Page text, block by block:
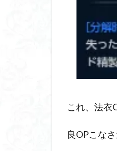
これ、法衣
良OPこな